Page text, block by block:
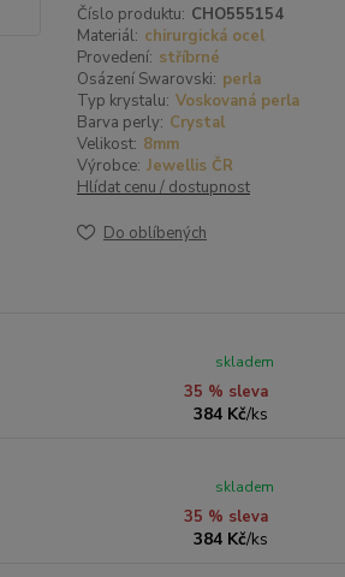
Číslo produktu: CHO555154
Materiál: chirurgická ocel
Provedení: stříbrné
Osázení Swarovski: perla
Typ krystalu: Voskovaná perla
Barva perly: Crystal
Velikost: 8mm
Výrobce: Jewellis ČR
Hlídat cenu / dostupnost
Do oblíbených
35 % sleva
384 Kč/ks
skladem
35 % sleva
384 Kč/ks
skladem